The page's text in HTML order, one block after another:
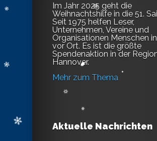
Im Jahr 2025 geht die
Weihnachtshilfe in die 51.
Seit 1975 helfen Leser,
Unternehmen, Vereine und
Organisationen Menschen
vor Ort. Es ist die größte
Spendenaktion in der
Hannover.
Mehr zum Thema
Aktuelle Nachrichten